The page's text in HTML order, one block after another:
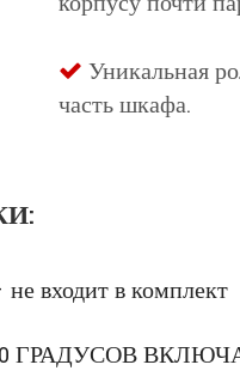
 Уникальная
часть шкафа.
входит в комплект
ГРАДУСОВ